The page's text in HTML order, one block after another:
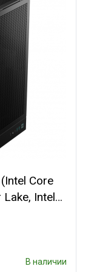
Core
Intel
ОЗУ/ Ninja
В наличии